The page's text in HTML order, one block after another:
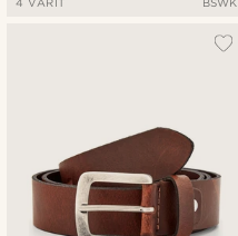
4 VÄRIT BSWK